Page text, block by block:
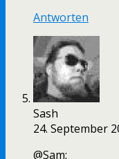
Antworten
Sash
24. September
@Sam: